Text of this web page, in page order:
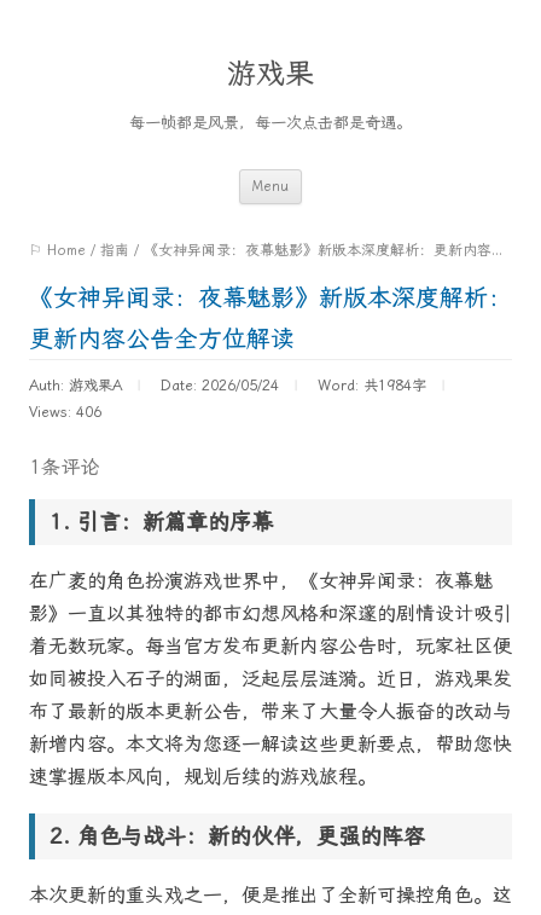
游戏果
每一帧都是风景，每一次点击都是奇遇。
Menu
content
⚐ Home / 指南 / 《女神异闻录：夜幕魅影》新版本深度解析：更新内容公告全方位解读
《女神异闻录：夜幕魅影》新版本深度解析：
更新内容公告全方位解读
Auth: 游戏果A Date: 2026/05/24 Word: 共1984字
Views: 406
1条评论
引言：新篇章的序幕
在广袤的角色扮演游戏世界中，《女神异闻录：夜幕魅
影》一直以其独特的都市幻想风格和深邃的剧情设计吸引
着无数玩家。每当官方发布更新内容公告时，玩家社区便
如同被投入石子的湖面，泛起层层涟漪。近日，游戏果发
布了最新的版本更新公告，带来了大量令人振奋的改动与
新增内容。本文将为您逐一解读这些更新要点，帮助您快
速掌握版本风向，规划后续的游戏旅程。
角色与战斗：新的伙伴，更强的阵容
本次更新的重头戏之一，便是推出了全新可操控角色。这